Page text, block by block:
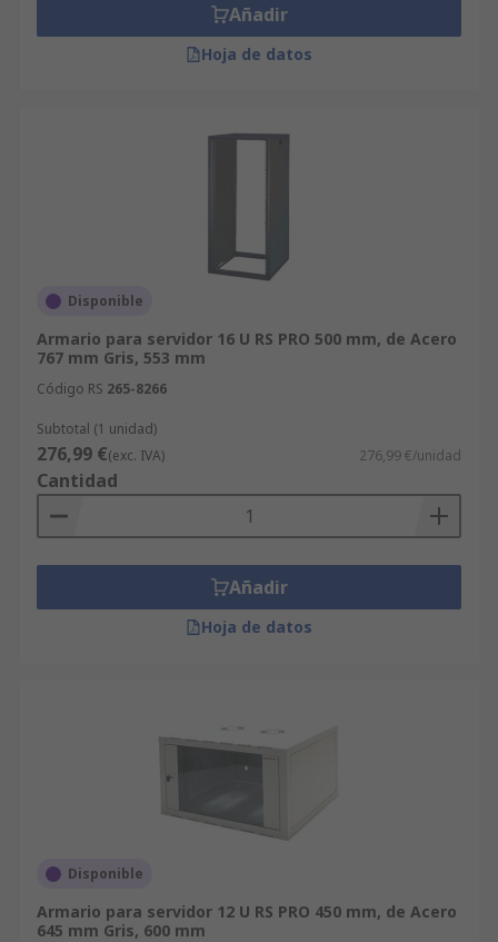
Añadir
Hoja de datos
Disponible
Armario para servidor 16 U RS PRO 500 mm, de Acero
767 mm Gris, 553 mm
Código RS 265-8266
Subtotal (1 unidad)
276,99 €(exc. IVA) 276,99 €/unidad
Cantidad
Añadir
Hoja de datos
Disponible
Armario para servidor 12 U RS PRO 450 mm, de Acero
645 mm Gris, 600 mm